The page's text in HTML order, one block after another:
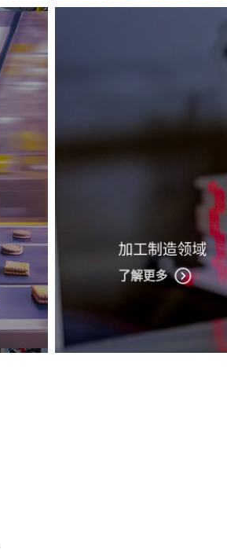
加工制造领域
了解更多